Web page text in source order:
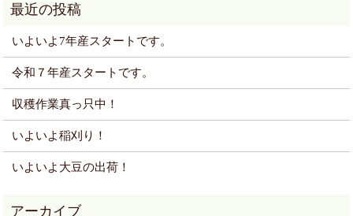
いよいよ7年産スタートです。
令和７年産スタートです。
収穫作業真っ只中！
いよいよ稲刈り！
いよいよ大豆の出荷！